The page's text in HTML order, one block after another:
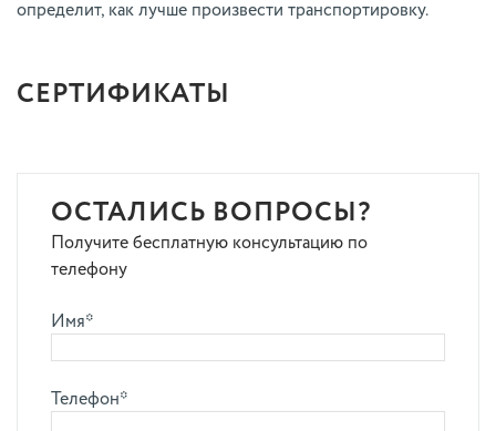
определит, как лучше произвести транспортировку.
СЕРТИФИКАТЫ
ОСТАЛИСЬ ВОПРОСЫ?
Получите бесплатную консультацию по
телефону
Имя*
Телефон*